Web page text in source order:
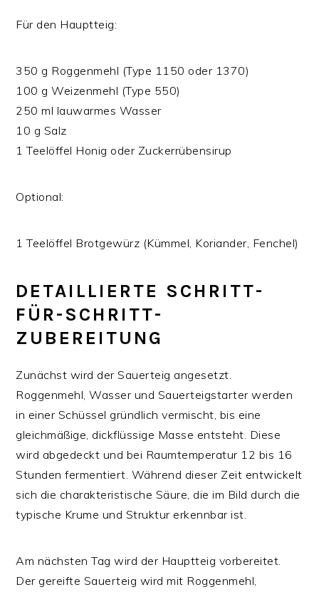
Für den Hauptteig:
350 g Roggenmehl (Type 1150 oder 1370)
100 g Weizenmehl (Type 550)
250 ml lauwarmes Wasser
10 g Salz
1 Teelöffel Honig oder Zuckerrübensirup
Optional:
1 Teelöffel Brotgewürz (Kümmel, Koriander, Fenchel)
DETAILLIERTE SCHRITT-
FÜR-SCHRITT-
ZUBEREITUNG
Zunächst wird der Sauerteig angesetzt.
Roggenmehl, Wasser und Sauerteigstarter werden
in einer Schüssel gründlich vermischt, bis eine
gleichmäßige, dickflüssige Masse entsteht. Diese
wird abgedeckt und bei Raumtemperatur 12 bis 16
Stunden fermentiert. Während dieser Zeit entwickelt
sich die charakteristische Säure, die im Bild durch die
typische Krume und Struktur erkennbar ist.
Am nächsten Tag wird der Hauptteig vorbereitet.
Der gereifte Sauerteig wird mit Roggenmehl,